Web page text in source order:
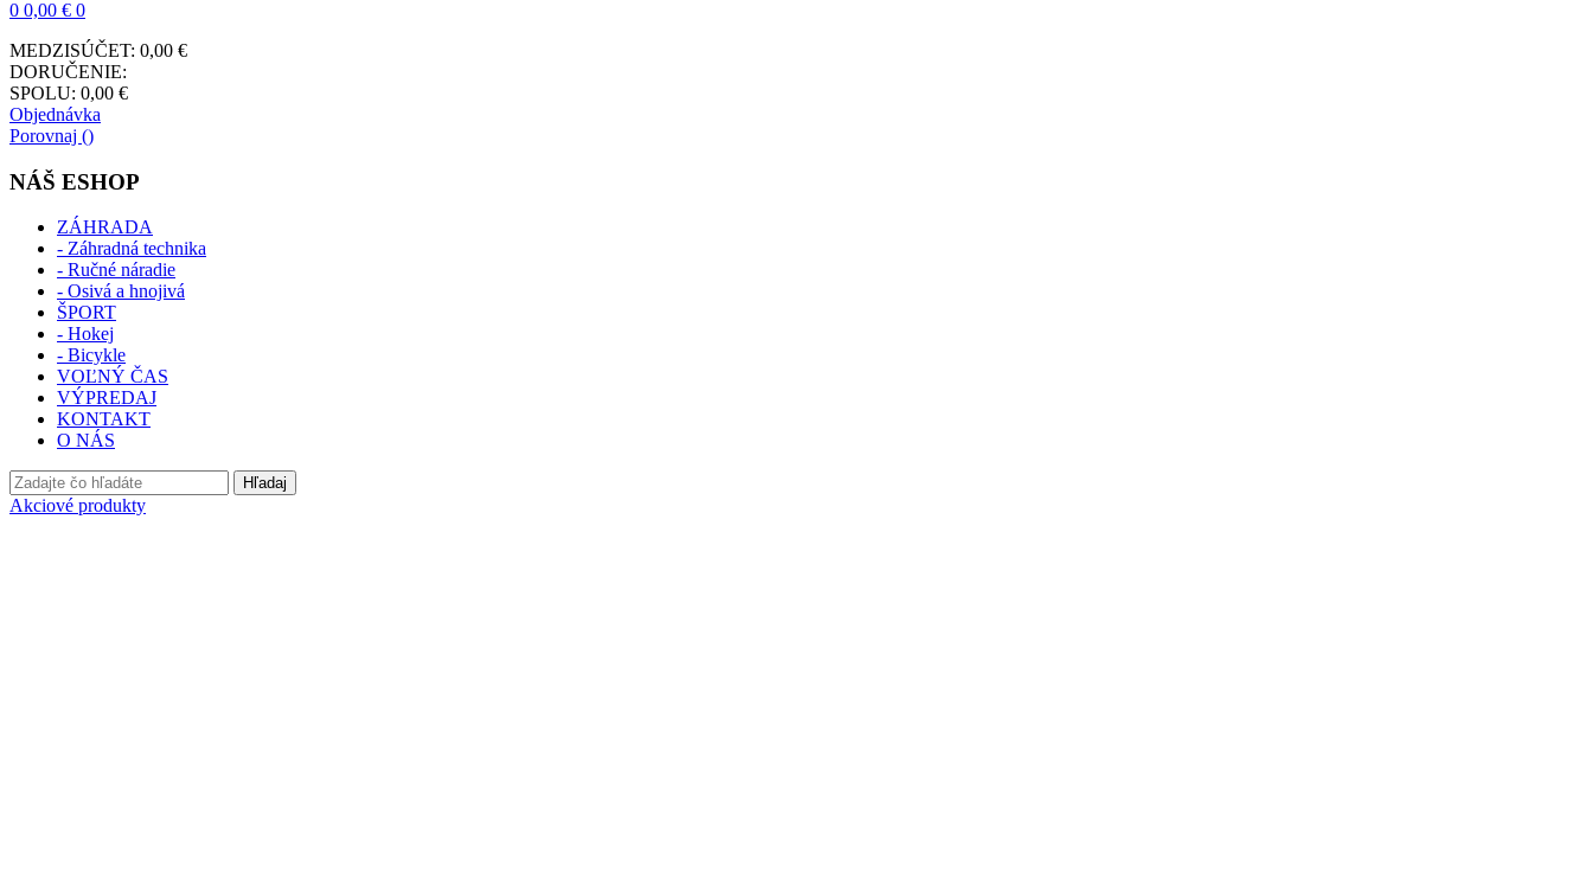
0 0,00 € 0
MEDZISÚČET: 0,00 €
DORUČENIE:
SPOLU: 0,00 €
Objednávka
Porovnaj ()
NÁŠ ESHOP
ZÁHRADA
- Záhradná technika
- Ručné náradie
- Osivá a hnojivá
ŠPORT
- Hokej
- Bicykle
VOĽNÝ ČAS
VÝPREDAJ
KONTAKT
O NÁS
Hľadaj
Akciové produkty